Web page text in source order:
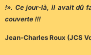
!». Ce jour-là, il avait dû
couverte !!!
Jean-Charles Roux (JCS